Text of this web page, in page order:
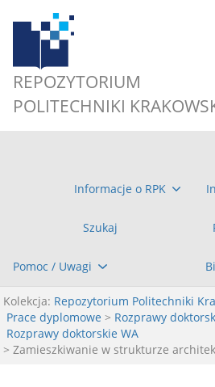
REPOZYTORIUM
POLITECHNIKI
Informacje o RPK
Szukaj
Pomoc / Uwagi
Kolekcja: Repozytorium Politechniki
Prace dyplomowe > Rozprawy
Rozprawy doktorskie WA
> Zamieszkiwanie w strukturze